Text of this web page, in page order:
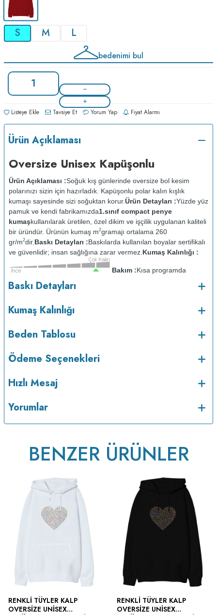
S M L
bedenimi bul
Listeye Ekle Tavsiye Et Yorum Yap Fiyat Alarmı
Ürün Açıklaması
Oversize Unisex Kapüşonlu
Ürün Açıklaması :Soğuk kış günlerinde oversize bol kesim
polarınızı sizin için hazırladık. Kapüşonlu polar kalın kışlık
kumaşı sayesinde sizi soğuktan korur.Ürün Detayları :Yüzde yüz
pamuk ve kendi fabrikamızda1.sınıf compact penye
kumaşkullanılarak üretilen, özel dikim ve işçilik uygulanan kaliteli
bir üründür. Ürünün kumaş m2gramajı ortalama 260
gr/m2dir. Baskı Detayları :Baskılarda kullanılan boyalar sertifikalı
ve güvenlidir; insan sağlığına zarar vermez. Kumaş Kalınlığı :
Bakım :Kısa programda
maksimum 30
C sıcaklıkta ve tersten yıkanır.
yapılmaz.Kurutma makinesinde kurutulmaz.
Orta ısıda ve tersten
v233.25
Baskı Detayları
Kumaş Kalınlığı
Beden Tablosu
Ödeme Seçenekleri
Hızlı Mesaj
Yorumlar
BENZER ÜRÜNLER
RENKLI TÜYLER KALP
OVERSIZE UNISEX
RENKLI TÜYLER KALP
OVERSIZE UNISEX